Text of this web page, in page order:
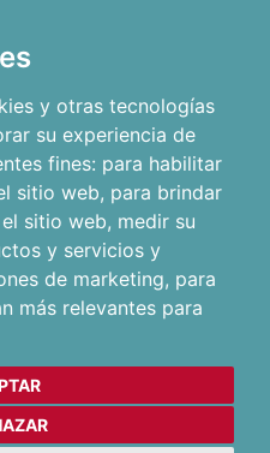
y otras tecnologías
su experiencia de
fines: para habilitar
sitio web, para brindar
sitio web, medir su
y servicios y
de marketing, para
más relevantes para